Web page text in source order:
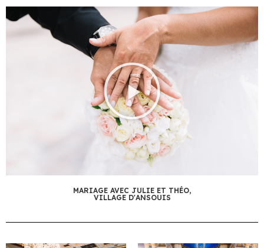
MARIAGE AVEC JULIE ET THÉO,
VILLAGE D'ANSOUIS